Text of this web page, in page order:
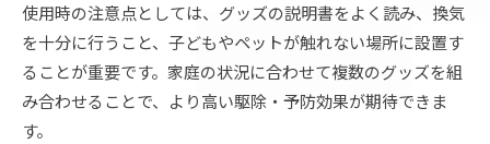
使用時の注意点としては、グッズの説明書をよく読み、換気
を十分に行うこと、子どもやペットが触れない場所に設置す
ることが重要です。家庭の状況に合わせて複数のグッズを組
み合わせることで、より高い駆除・予防効果が期待できま
す。